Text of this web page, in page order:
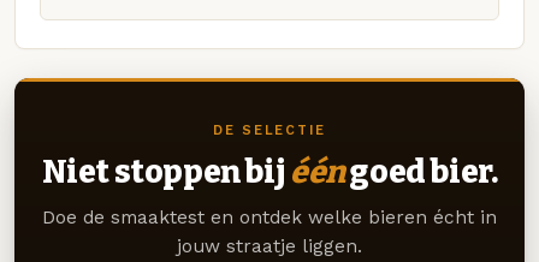
DE SELECTIE
Niet stoppen bij ééngoed bier.
Doe de smaaktest en ontdek welke bieren écht in
jouw straatje liggen.